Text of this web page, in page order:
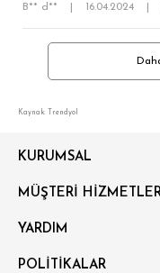
B** d** 16.04.2024
Kaynak: Trendyol
KURUMSAL
MÜŞTERİ
YARDIM
POLİTİKALAR